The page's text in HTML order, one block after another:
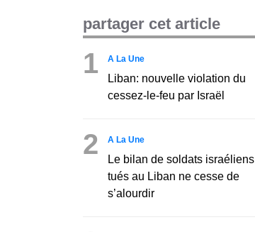
partager cet article
1 A La Une
Liban: nouvelle violation du
cessez-le-feu par Israël
2 A La Une
Le bilan de soldats israéliens
tués au Liban ne cesse de
s’alourdir